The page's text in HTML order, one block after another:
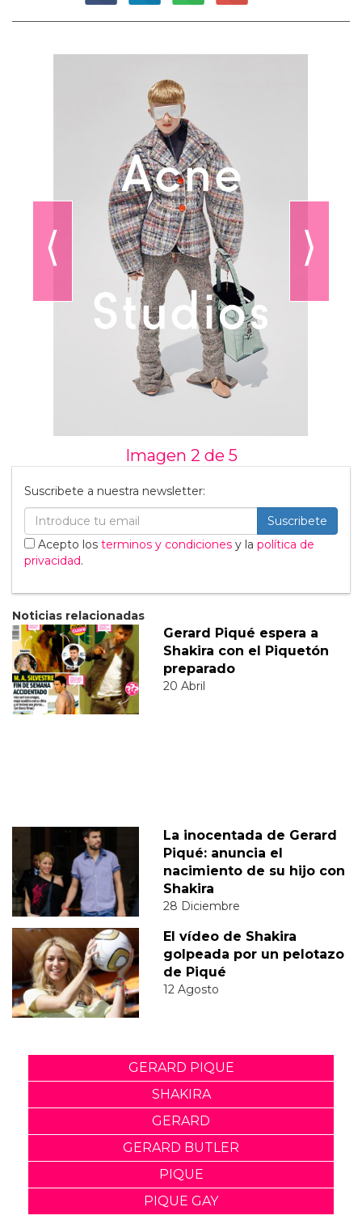
⟨ ⟩
Imagen 2 de 5
Suscribete a nuestra newsletter:
Suscribete
Acepto los terminos y condiciones y la política de
privacidad.
Noticias relacionadas
Gerard Piqué espera a
Shakira con el Piquetón
preparado
20 Abril
La inocentada de Gerard
Piqué: anuncia el
nacimiento de su hijo con
Shakira
28 Diciembre
El vídeo de Shakira
golpeada por un pelotazo
de Piqué
12 Agosto
GERARD PIQUE
SHAKIRA
GERARD
GERARD BUTLER
PIQUE
PIQUE GAY